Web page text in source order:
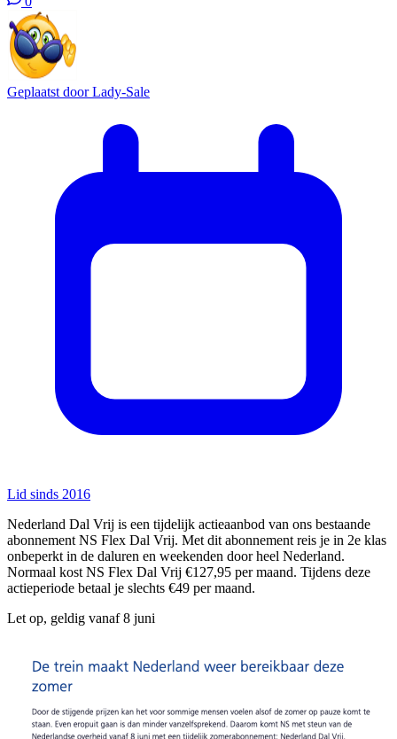
Geplaatst doorLady-Sale
Lid sinds 2016
Nederland Dal Vrij is een tijdelijk actieaanbod van ons bestaande
abonnement NS Flex Dal Vrij. Met dit abonnement reis je in 2e klas
onbeperkt in de daluren en weekenden door heel Nederland.
Normaal kost NS Flex Dal Vrij €127,95 per maand. Tijdens deze
actieperiode betaal je slechts €49 per maand.
Let op, geldig vanaf 8 juni